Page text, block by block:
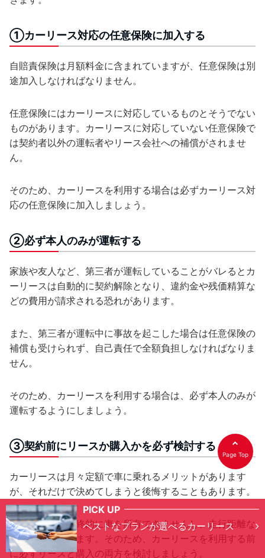
①カーリース対応の任意保険に加入する
自賠責保険は月額料金に含まれていますが、任意保険は別
途加入しなければなりません。
任意保険にはカーリースに対応しているものとそうでない
ものがあります。カーリースに対応していない任意保険で
は契約者以外の運転者やリース会社への補償がされませ
ん。
そのため、カーリースを利用する場合は必ずカーリース対
応の任意保険に加入しましょう。
②必ず本人のみが運転する
家族や友人など、第三者が運転していることがバレるとカ
ーリースは自動的に契約解除となり、違約金や残価精算な
どの費用が請求される恐れがあります。
また、第三者が運転中に事故を起こした場合は任意保険の
補償も受けられず、自己責任で全額負担しなければなりま
せん。
そのため、カーリースを利用する場合は、必ず本人のみが
運転するようにしましょう。
③契約前にリースか購入かを必ず検討する
カーリースは月々定額で車に乗れるメリットがあります
が、それだけで決めてしまうと後悔することもあります。
カーリースは最終的に車を所有できませんし、走行距離な
どに制限があります。そのため、カーリースを利用する前
に必ずリースと購入の両方を検討しましょう。
PICK UP
ベストなプランが選べるカーリース
Page Top